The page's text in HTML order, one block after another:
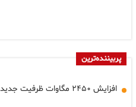
پربیننده‌ترین
افزایش ۲۴۵۰ مگاوات ظرفیت جدید حرارتی به مدار تولید